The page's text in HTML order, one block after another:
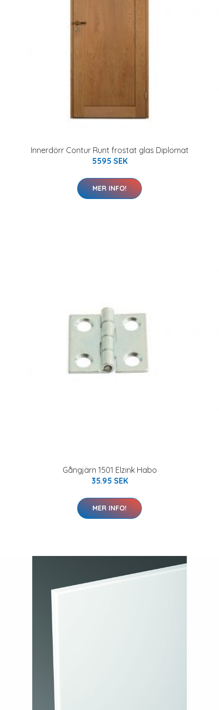
Innerdörr Contur Runt frostat glas Diplomat
5595 SEK
MER INFO!
Gångjärn 1501 Elzink Habo
35.95 SEK
MER INFO!